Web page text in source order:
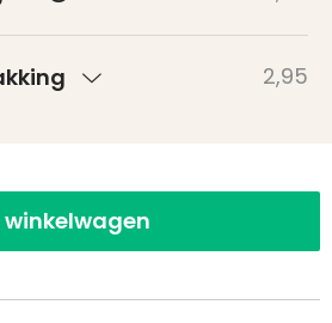
2,95
winkelwagen